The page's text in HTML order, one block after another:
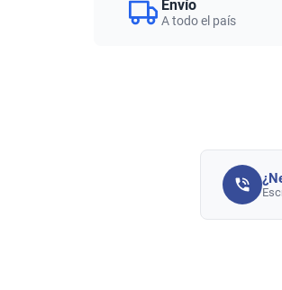
Envío
A todo el país